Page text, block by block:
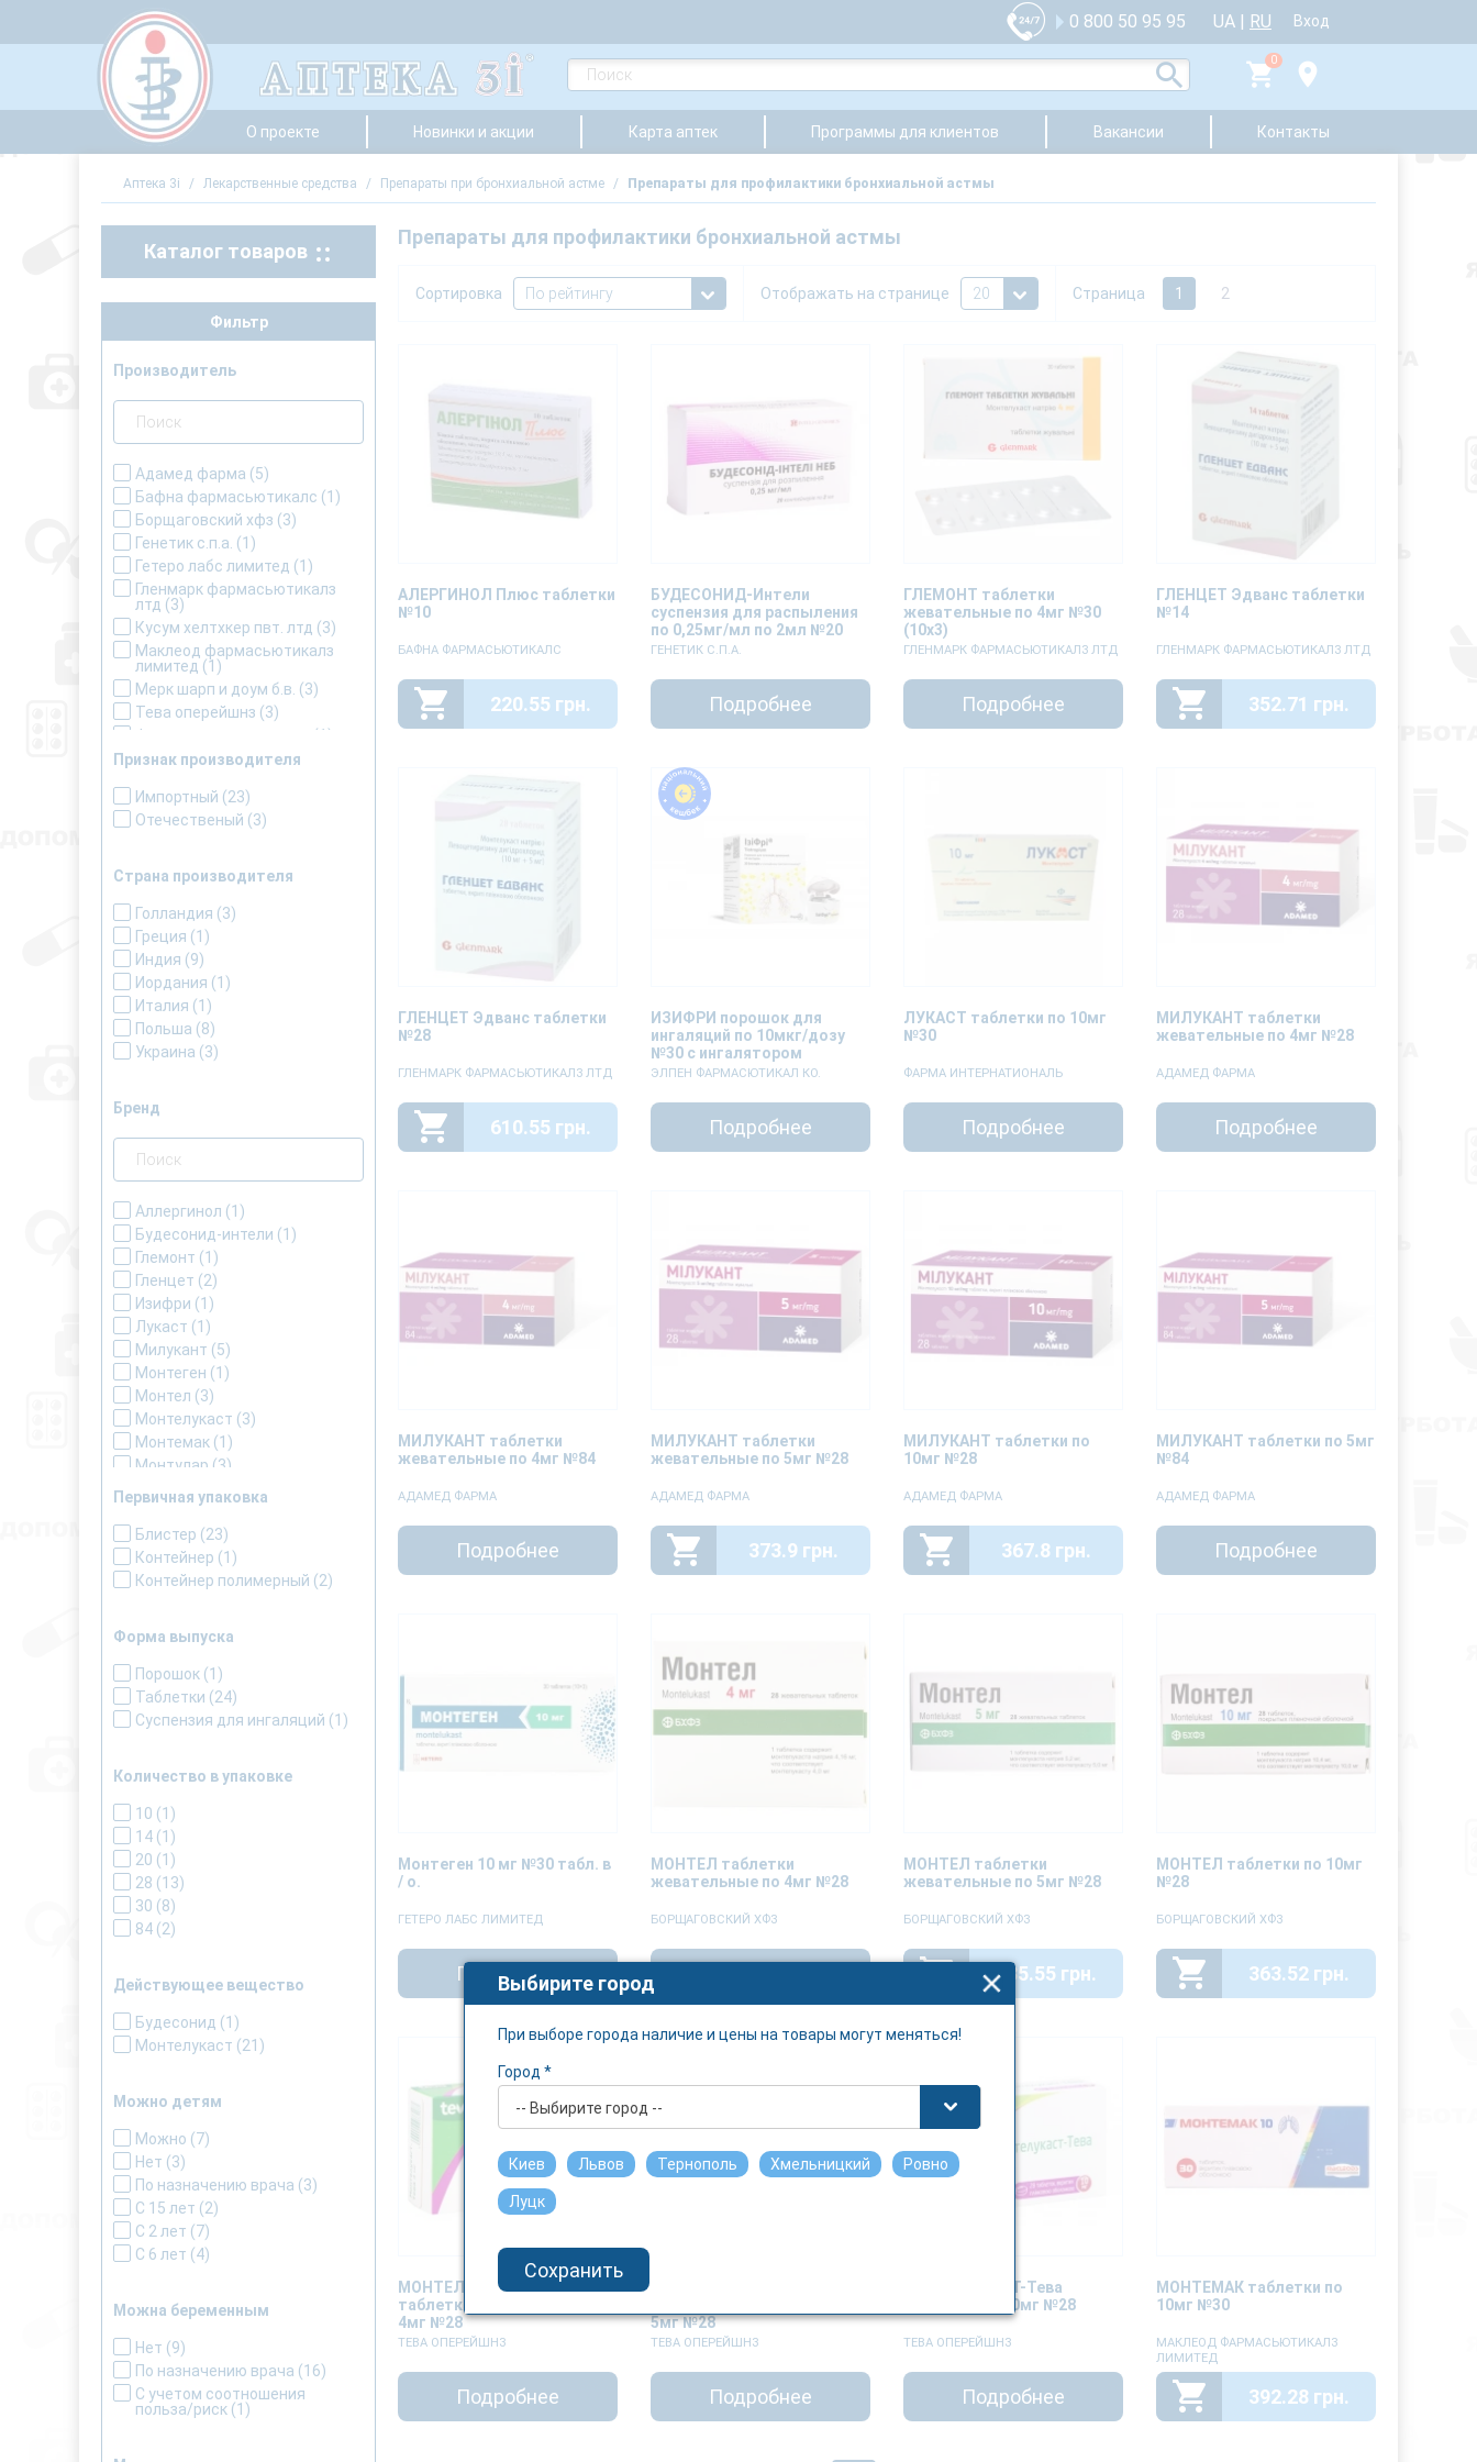
0 800 50 95 95 UA | RU Вход
0
О проекте Новинки и акции Карта аптек Программы для клиентов Вакансии Контакты
Аптека 3i / Лекарственные средства / Препараты при бронхиальной астме / Препараты для профилактики бронхиальной астмы
Каталог товаров
Фильтр
Производитель
Адамед фарма (5)
Бафна фармасьютикалс (1)
Борщаговский хфз (3)
Генетик с.п.а. (1)
Гетеро лабс лимитед (1)
Гленмарк фармасьютикалз
лтд (3)
Кусум хелтхкер пвт. лтд (3)
Маклеод фармасьютикалз
лимитед (1)
Мерк шарп и доум б.в. (3)
Тева оперейшнз (3)
Фарма интернатиональ
(1)
Элпен фармасютикал ко.
Признак производителя
Импортный (23)
Отечественый (3)
Страна производителя
Голландия (3)
Греция (1)
Индия (9)
Иордания (1)
Италия (1)
Польша (8)
Украина (3)
Бренд
Аллергинол (1)
Будесонид-интели (1)
Глемонт (1)
Гленцет (2)
Изифри (1)
Лукаст (1)
Милукант (5)
Монтеген (1)
Монтел (3)
Монтелукаст (3)
Монтемак (1)
Монтулар (3)
Первичная упаковка
Блистер (23)
Контейнер (1)
Контейнер полимерный (2)
Форма выпуска
Порошок (1)
Таблетки (24)
Суспензия для ингаляций (1)
Количество в упаковке
10 (1)
14 (1)
20 (1)
28 (13)
30 (8)
84 (2)
Действующее вещество
Будесонид (1)
Монтелукаст (21)
Можно детям
Можно (7)
Нет (3)
По назначению врача (3)
С 15 лет (2)
С 2 лет (7)
С 6 лет (4)
Можна беременным
Нет (9)
По назначению врача (16)
С учетом соотношения
польза/риск (1)
Препараты для профилактики бронхиальной астмы
Сортировка Отображать на странице Страница 1 2
АЛЕРГИНОЛ Плюс таблетки
№10
БАФНА ФАРМАСЬЮТИКАЛС
220.55 грн.
БУДЕСОНИД-Интели
суспензия для распыления
по 0,25мг/мл по 2мл №20
ГЕНЕТИК С.П.А.
Подробнее
ГЛЕМОНТ таблетки
жевательные по 4мг №30
(10х3)
ГЛЕНМАРК ФАРМАСЬЮТИКАЛЗ ЛТД
Подробнее
ГЛЕНЦЕТ Эдванс таблетки
№14
ГЛЕНМАРК ФАРМАСЬЮТИКАЛЗ ЛТД
352.71 грн.
ГЛЕНЦЕТ Эдванс таблетки
№28
ГЛЕНМАРК ФАРМАСЬЮТИКАЛЗ ЛТД
610.55 грн.
ИЗИФРИ порошок для
ингаляций по 10мкг/дозу
№30 с ингалятором
Элпенхалер
ЭЛПЕН ФАРМАСЮТИКАЛ КО.
Подробнее
ЛУКАСТ таблетки по 10мг
№30
ФАРМА ИНТЕРНАТИОНАЛЬ
Подробнее
МИЛУКАНТ таблетки
жевательные по 4мг №28
АДАМЕД ФАРМА
Подробнее
МИЛУКАНТ таблетки
жевательные по 4мг №84
АДАМЕД ФАРМА
Подробнее
МИЛУКАНТ таблетки
жевательные по 5мг №28
АДАМЕД ФАРМА
373.9 грн.
МИЛУКАНТ таблетки по
10мг №28
АДАМЕД ФАРМА
367.8 грн.
МИЛУКАНТ таблетки по 5мг
№84
АДАМЕД ФАРМА
Подробнее
Монтеген 10 мг №30 табл. в
/ о.
ГЕТЕРО ЛАБС ЛИМИТЕД
Подробнее
МОНТЕЛ таблетки
жевательные по 4мг №28
БОРЩАГОВСКИЙ ХФЗ
МОНТЕЛ таблетки
жевательные по 5мг №28
БОРЩАГОВСКИЙ ХФЗ
285.55 грн.
МОНТЕЛ таблетки по 10мг
№28
БОРЩАГОВСКИЙ ХФЗ
363.52 грн.
МОНТЕЛУКАСТ-Тева
таблетки жевательные по
4мг №28
ТЕВА ОПЕРЕЙШНЗ
Подробнее
5мг №28
ТЕВА ОПЕРЕЙШНЗ
Подробнее
МОНТЕЛУКАСТ-Тева
таблетки по 10мг №28
ТЕВА ОПЕРЕЙШНЗ
Подробнее
МОНТЕМАК таблетки по
10мг №30
МАКЛЕОД ФАРМАСЬЮТИКАЛЗ
ЛИМИТЕД
392.28 грн.
Выбирите город
При выборе города наличие и цены на товары могут меняться!
Город *
-- Выбирите город --
Киев Львов Тернополь Хмельницкий Ровно
Луцк
Сохранить